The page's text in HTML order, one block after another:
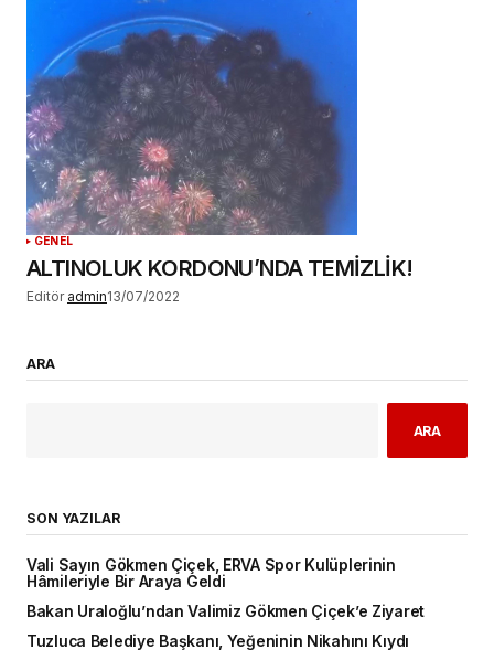
GENEL
ALTINOLUK KORDONU’NDA TEMİZLİK!
Editör admin13/07/2022
ARA
ARA
SON YAZILAR
Vali Sayın Gökmen Çiçek, ERVA Spor Kulüplerinin
Hâmileriyle Bir Araya Geldi
Bakan Uraloğlu’ndan Valimiz Gökmen Çiçek’e Ziyaret
Tuzluca Belediye Başkanı, Yeğeninin Nikahını Kıydı